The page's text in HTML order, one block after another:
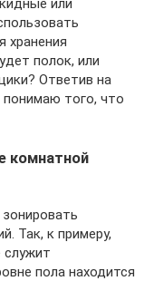
или
хранения
полок, или
Ответив на
понимаю того, что
комнатной
Так, к примеру,
служит
пола находится